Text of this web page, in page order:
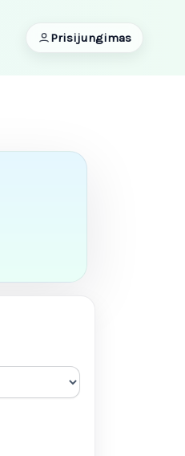
Prisijungimas